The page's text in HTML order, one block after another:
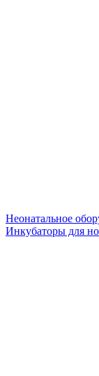
Неонатальное
Инкубаторы для